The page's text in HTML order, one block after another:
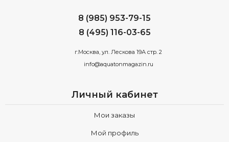
8 (985) 953-79-15
8 (495) 116-03-65
г.Москва, ул. Лескова 19А стр. 2
info@aquatonmagazin.ru
Личный кабинет
Мои заказы
Мой профиль